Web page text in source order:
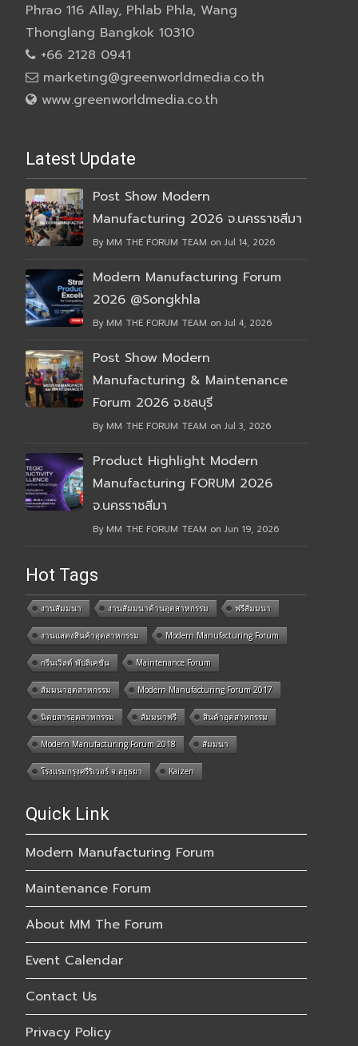
Phrao 116 Allay, Phlab Phla, Wang
Thonglang Bangkok 10310
+66 2128 0941
marketing@greenworldmedia.co.th
www.greenworldmedia.co.th
Latest Update
Post Show Modern
Manufacturing 2026 จ.นครราชสีมา
By MM THE FORUM TEAM on Jul 14, 2026
Modern Manufacturing Forum
2026 @Songkhla
By MM THE FORUM TEAM on Jul 4, 2026
Post Show Modern
Manufacturing & Maintenance
Forum 2026 จ.ชลบุรี
By MM THE FORUM TEAM on Jul 3, 2026
Product Highlight Modern
Manufacturing FORUM 2026
จ.นครราชสีมา
By MM THE FORUM TEAM on Jun 19, 2026
Hot Tags
งานสัมมนา งานสัมมนาด้านอุตสาหกรรม ฟรีสัมมนา
งานแสดงสินค้าอุตสาหกรรม Modern Manufacturing Forum
กรีนเวิลด์ พับลิเคชั่น Maintenance Forum
สัมมนาอุตสาหกรรม Modern Manufacturing Forum 2017
นิตยสารอุตสาหกรรม สัมมนาฟรี สินค้าอุตสาหกรรม
Modern Manufacturing Forum 2018 สัมมนา
โรงแรมกรุงศรีริเวอร์ จ.อยุธยา Kaizen
Quick Link
Modern Manufacturing Forum
Maintenance Forum
About MM The Forum
Event Calendar
Contact Us
Privacy Policy